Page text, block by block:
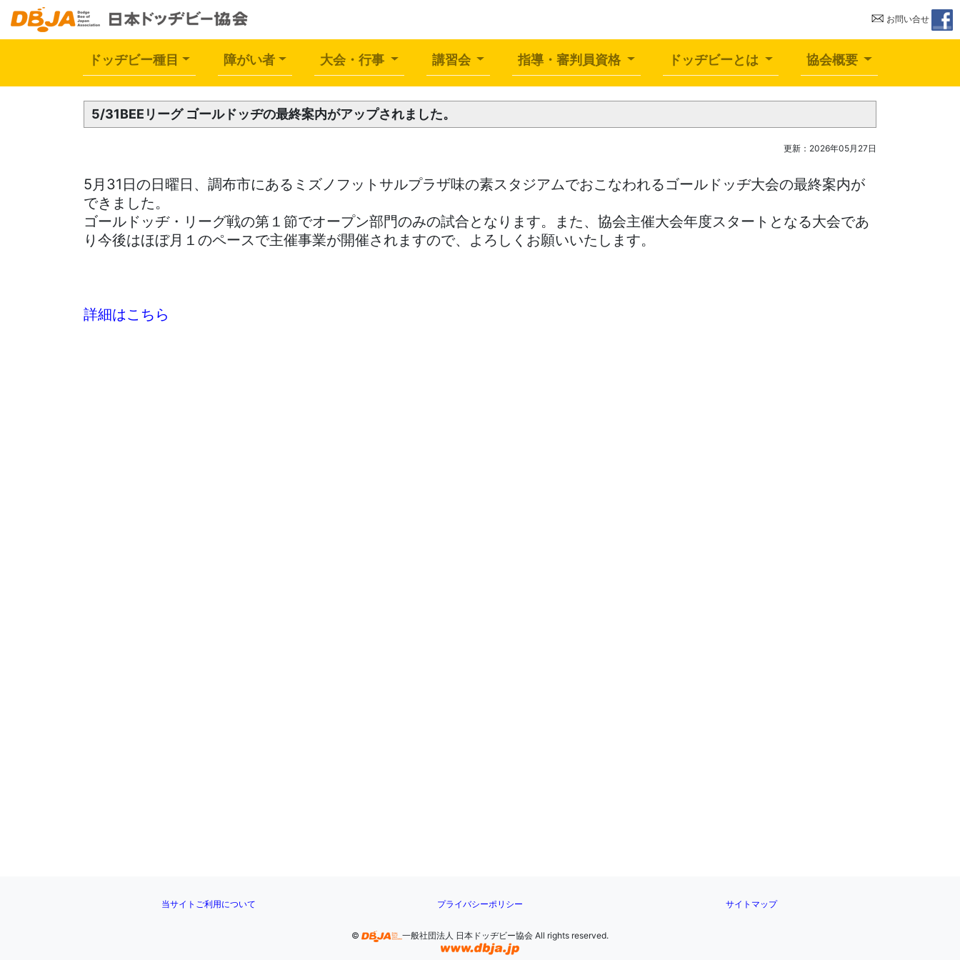
お問い合せ
ドッヂビー種目 障がい者 大会・行事 講習会 指導・審判員資格 ドッヂビーとは 協会概要
5/31BEEリーグ ゴールドッヂの最終案内がアップされました。
更新：2026年05月27日
5月31日の日曜日、調布市にあるミズノフットサルプラザ味の素スタジアムでおこなわれるゴールドッヂ大会の最終案内が
できました。
ゴールドッヂ・リーグ戦の第１節でオープン部門のみの試合となります。また、協会主催大会年度スタートとなる大会であ
り今後はほぼ月１のペースで主催事業が開催されますので、よろしくお願いいたします。
詳細はこちら
当サイトご利用について プライバシーポリシー サイトマップ
© 一般社団法人 日本ドッヂビー協会 All rights reserved.